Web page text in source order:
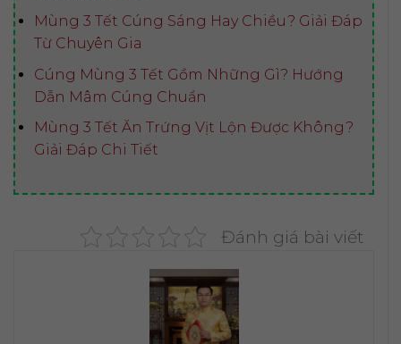
Mùng 3 Tết Cúng Sáng Hay Chiều? Giải Đáp
Từ Chuyên Gia
Cúng Mùng 3 Tết Gồm Những Gì? Hướng
Dẫn Mâm Cúng Chuẩn
Mùng 3 Tết Ăn Trứng Vịt Lộn Được Không?
Giải Đáp Chi Tiết
Đánh giá bài viết